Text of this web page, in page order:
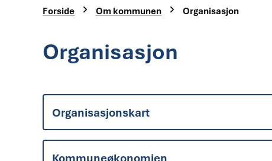
Du er her:
Forside Om kommunen Organisasjon
Organisasjon
Organisasjonskart
Kommuneøkonomien